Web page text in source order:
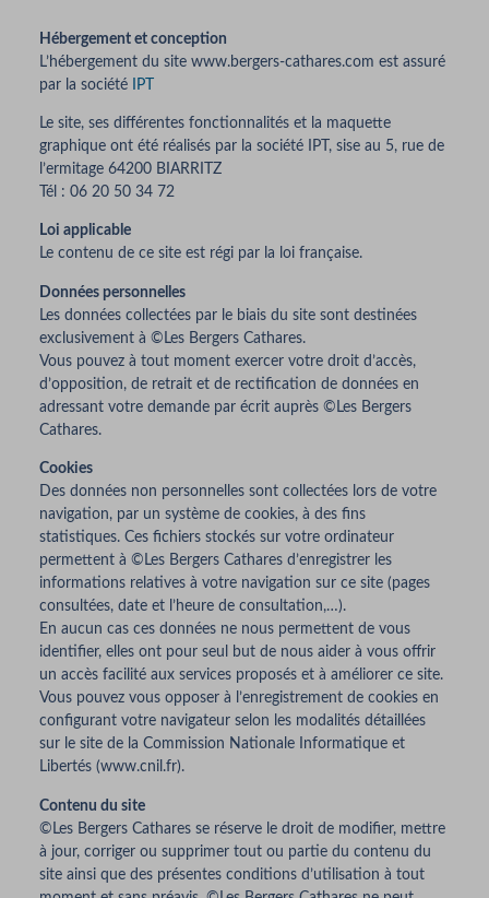
Hébergement et conception
L’hébergement du site www.bergers-cathares.com est assuré
par la société
IPT
Le site, ses différentes fonctionnalités et la maquette
graphique ont été réalisés par la société IPT, sise au 5, rue de
l’ermitage 64200 BIARRITZ
Tél : 06 20 50 34 72
Loi applicable
Le contenu de ce site est régi par la loi française.
Données personnelles
Les données collectées par le biais du site sont destinées
exclusivement à ©Les Bergers Cathares.
Vous pouvez à tout moment exercer votre droit d’accès,
d’opposition, de retrait et de rectification de données en
adressant votre demande par écrit auprès ©Les Bergers
Cathares.
Cookies
Des données non personnelles sont collectées lors de votre
navigation, par un système de cookies, à des fins
statistiques. Ces fichiers stockés sur votre ordinateur
permettent à ©Les Bergers Cathares d’enregistrer les
informations relatives à votre navigation sur ce site (pages
consultées, date et l’heure de consultation,…).
En aucun cas ces données ne nous permettent de vous
identifier, elles ont pour seul but de nous aider à vous offrir
un accès facilité aux services proposés et à améliorer ce site.
Vous pouvez vous opposer à l’enregistrement de cookies en
configurant votre navigateur selon les modalités détaillées
sur le site de la Commission Nationale Informatique et
Libertés (www.cnil.fr).
Contenu du site
©Les Bergers Cathares se réserve le droit de modifier, mettre
à jour, corriger ou supprimer tout ou partie du contenu du
site ainsi que des présentes conditions d’utilisation à tout